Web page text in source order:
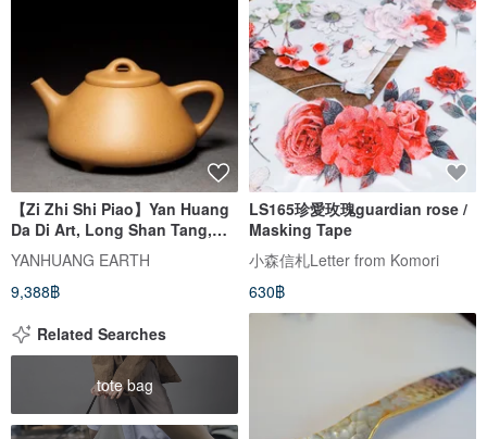
【Zi Zhi Shi Piao】Yan Huang
Da Di Art, Long Shan Tang,
Traditional Handmade Teapot,
Ben Shan Green Clay, 165cc
YANHUANG EARTH
9,388฿
LS165珍愛玫瑰guardian rose /
Masking Tape
小森信札Letter from Komori
630฿
Related Searches
tote bag